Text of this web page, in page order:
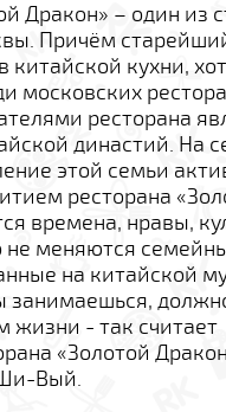
Дракон» – один из
Причём
китайской кухни,
московских
ресторана
династий. На
этой семьи
ресторана
времена, нравы,
не меняются
на китайской
занимаешься,
жизни - так считает
«Золотой
Вый.